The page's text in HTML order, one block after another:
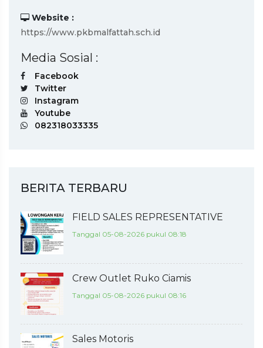
Website :
https://www.pkbmalfattah.sch.id
Media Sosial :
Facebook
Twitter
Instagram
Youtube
082318033335
BERITA TERBARU
FIELD SALES REPRESENTATIVE
Tanggal 05-08-2026 pukul 08:18
Crew Outlet Ruko Ciamis
Tanggal 05-08-2026 pukul 08:16
Sales Motoris